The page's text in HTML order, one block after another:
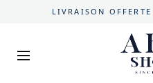
LIVRAISON